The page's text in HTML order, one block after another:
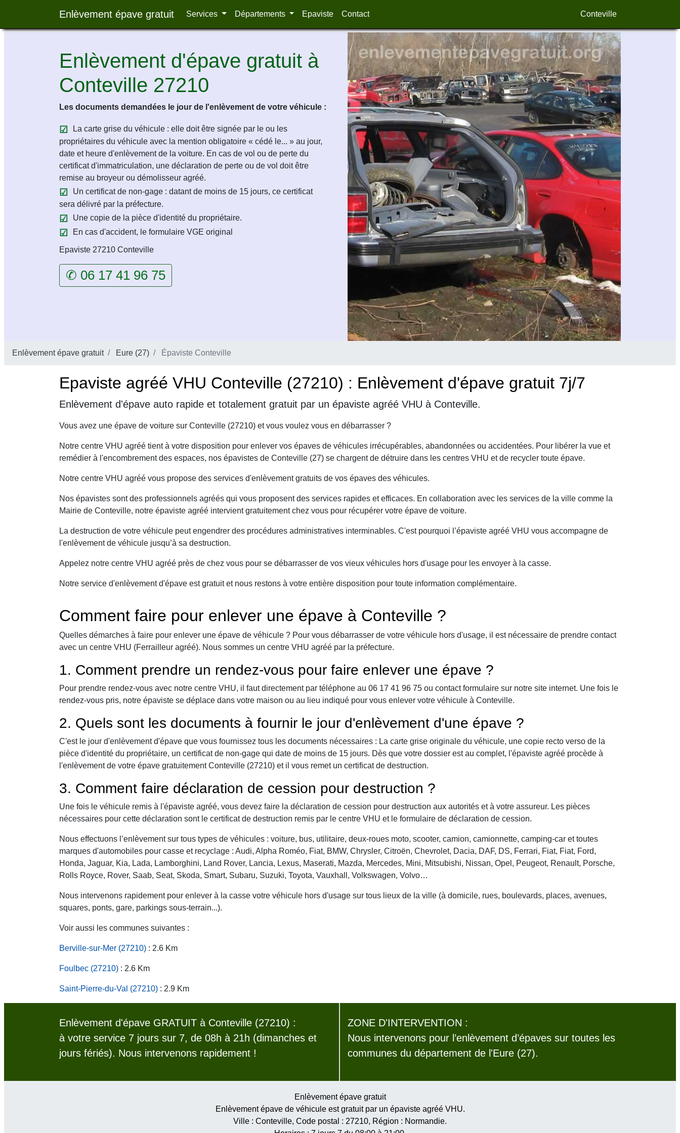
Enlèvement épave gratuit Services Départements Epaviste Contact Conteville
Enlèvement d'épave gratuit à
Conteville 27210
Les documents demandées le jour de l'enlèvement de votre véhicule :
La carte grise du véhicule : elle doit être signée par le ou les
propriétaires du véhicule avec la mention obligatoire « cédé le... » au jour,
date et heure d'enlèvement de la voiture. En cas de vol ou de perte du
certificat d'immatriculation, une déclaration de perte ou de vol doit être
remise au broyeur ou démolisseur agréé.
Un certificat de non-gage : datant de moins de 15 jours, ce certificat
sera délivré par la préfecture.
Une copie de la pièce d'identité du propriétaire.
En cas d'accident, le formulaire VGE original
Epaviste 27210 Conteville
✆ 06 17 41 96 75
Enlèvement épave gratuit Eure (27) Épaviste Conteville
Epaviste agréé VHU Conteville (27210) : Enlèvement d'épave gratuit 7j/7
Enlèvement d'épave auto rapide et totalement gratuit par un épaviste agréé VHU à Conteville.
Vous avez une épave de voiture sur Conteville (27210) et vous voulez vous en débarrasser ?
Notre centre VHU agréé tient à votre disposition pour enlever vos épaves de véhicules irrécupérables, abandonnées ou accidentées. Pour libérer la vue et
remédier à l'encombrement des espaces, nos épavistes de Conteville (27) se chargent de détruire dans les centres VHU et de recycler toute épave.
Notre centre VHU agréé vous propose des services d'enlèvement gratuits de vos épaves des véhicules.
Nos épavistes sont des professionnels agréés qui vous proposent des services rapides et efficaces. En collaboration avec les services de la ville comme la
Mairie de Conteville, notre épaviste agréé intervient gratuitement chez vous pour récupérer votre épave de voiture.
La destruction de votre véhicule peut engendrer des procédures administratives interminables. C'est pourquoi l’épaviste agréé VHU vous accompagne de
l'enlèvement de véhicule jusqu’à sa destruction.
Appelez notre centre VHU agréé près de chez vous pour se débarrasser de vos vieux véhicules hors d'usage pour les envoyer à la casse.
Notre service d'enlèvement d'épave est gratuit et nous restons à votre entière disposition pour toute information complémentaire.
Comment faire pour enlever une épave à Conteville ?
Quelles démarches à faire pour enlever une épave de véhicule ? Pour vous débarrasser de votre véhicule hors d'usage, il est nécessaire de prendre contact
avec un centre VHU (Ferrailleur agréé). Nous sommes un centre VHU agréé par la préfecture.
1. Comment prendre un rendez-vous pour faire enlever une épave ?
Pour prendre rendez-vous avec notre centre VHU, il faut directement par téléphone au 06 17 41 96 75 ou contact formulaire sur notre site internet. Une fois le
rendez-vous pris, notre épaviste se déplace dans votre maison ou au lieu indiqué pour vous enlever votre véhicule à Conteville.
2. Quels sont les documents à fournir le jour d'enlèvement d'une épave ?
C'est le jour d'enlèvement d'épave que vous fournissez tous les documents nécessaires : La carte grise originale du véhicule, une copie recto verso de la
pièce d'identité du propriétaire, un certificat de non-gage qui date de moins de 15 jours. Dès que votre dossier est au complet, l'épaviste agréé procède à
l'enlèvement de votre épave gratuitement Conteville (27210) et il vous remet un certificat de destruction.
3. Comment faire déclaration de cession pour destruction ?
Une fois le véhicule remis à l'épaviste agréé, vous devez faire la déclaration de cession pour destruction aux autorités et à votre assureur. Les pièces
nécessaires pour cette déclaration sont le certificat de destruction remis par le centre VHU et le formulaire de déclaration de cession.
Nous effectuons l’enlèvement sur tous types de véhicules : voiture, bus, utilitaire, deux-roues moto, scooter, camion, camionnette, camping-car et toutes
marques d'automobiles pour casse et recyclage : Audi, Alpha Roméo, Fiat, BMW, Chrysler, Citroën, Chevrolet, Dacia, DAF, DS, Ferrari, Fiat, Fiat, Ford,
Honda, Jaguar, Kia, Lada, Lamborghini, Land Rover, Lancia, Lexus, Maserati, Mazda, Mercedes, Mini, Mitsubishi, Nissan, Opel, Peugeot, Renault, Porsche,
Rolls Royce, Rover, Saab, Seat, Skoda, Smart, Subaru, Suzuki, Toyota, Vauxhall, Volkswagen, Volvo…
Nous intervenons rapidement pour enlever à la casse votre véhicule hors d'usage sur tous lieux de la ville (à domicile, rues, boulevards, places, avenues,
squares, ponts, gare, parkings sous-terrain...).
Voir aussi les communes suivantes :
Berville-sur-Mer (27210) : 2.6 Km
Foulbec (27210) : 2.6 Km
Saint-Pierre-du-Val (27210) : 2.9 Km
Enlèvement d'épave GRATUIT à Conteville (27210) :
à votre service 7 jours sur 7, de 08h à 21h (dimanches et
jours fériés). Nous intervenons rapidement !
ZONE D'INTERVENTION :
Nous intervenons pour l’enlèvement d’épaves sur toutes les
communes du département de l'Eure (27).
Enlèvement épave gratuit
Enlèvement épave de véhicule est gratuit par un épaviste agréé VHU.
Ville : Conteville, Code postal : 27210, Région : Normandie.